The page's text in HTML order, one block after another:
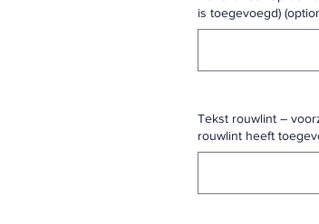
is toegevoegd)
Tekst rouwlint –
rouwlint heeft